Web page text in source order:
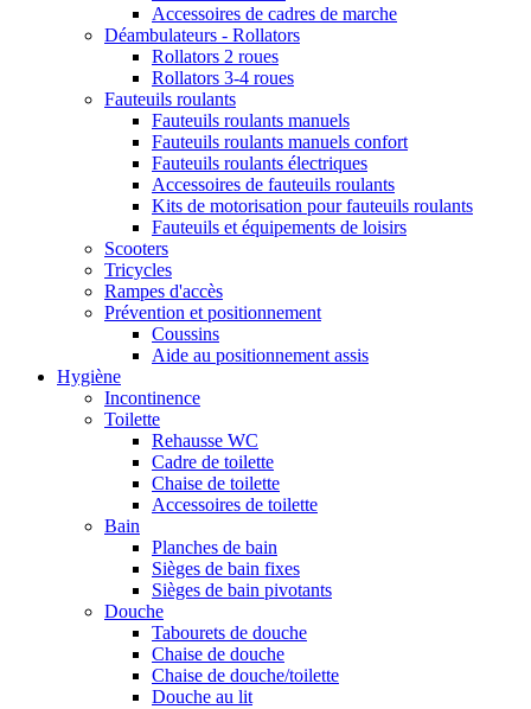
Accessoires de cadres de marche
Déambulateurs - Rollators
Rollators 2 roues
Rollators 3-4 roues
Fauteuils roulants
Fauteuils roulants manuels
Fauteuils roulants manuels confort
Fauteuils roulants électriques
Accessoires de fauteuils roulants
Kits de motorisation pour fauteuils roulants
Fauteuils et équipements de loisirs
Scooters
Tricycles
Rampes d'accès
Prévention et positionnement
Coussins
Aide au positionnement assis
Hygiène
Incontinence
Toilette
Rehausse WC
Cadre de toilette
Chaise de toilette
Accessoires de toilette
Bain
Planches de bain
Sièges de bain fixes
Sièges de bain pivotants
Douche
Tabourets de douche
Chaise de douche
Chaise de douche/toilette
Douche au lit